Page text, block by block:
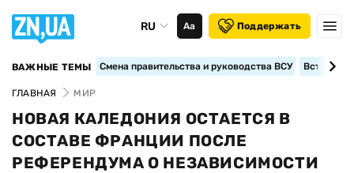
RU Аа Поддержать
ВАЖНЫЕ ТЕМЫ Смена правительства и руководства ВСУ
ГЛАВНАЯ МИР
НОВАЯ КАЛЕДОНИЯ ОСТАЕТСЯ В
СОСТАВЕ ФРАНЦИИ ПОСЛЕ
РЕФЕРЕНДУМА О НЕЗАВИСИМОСТИ